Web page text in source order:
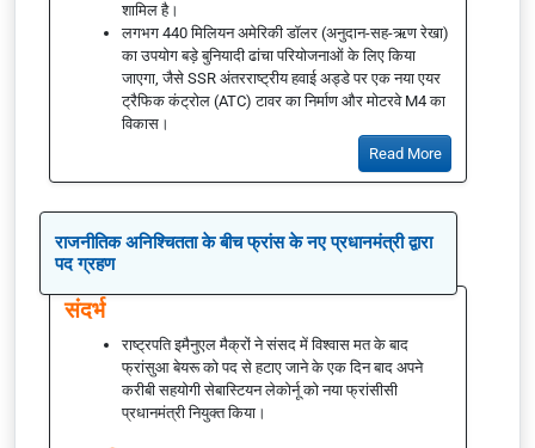
शामिल है।
लगभग 440 मिलियन अमेरिकी डॉलर (अनुदान-सह-ऋण रेखा)
का उपयोग बड़े बुनियादी ढांचा परियोजनाओं के लिए किया
जाएगा, जैसे SSR अंतरराष्ट्रीय हवाई अड्डे पर एक नया एयर
ट्रैफिक कंट्रोल (ATC) टावर का निर्माण और मोटरवे M4 का
विकास।
Read More
राजनीतिक अनिश्चितता के बीच फ्रांस के नए प्रधानमंत्री द्वारा
पद ग्रहण
संदर्भ
राष्ट्रपति इमैनुएल मैक्रों ने संसद में विश्वास मत के बाद
फ्रांसुआ बेयरू को पद से हटाए जाने के एक दिन बाद अपने
करीबी सहयोगी सेबास्टियन लेकोर्नू को नया फ्रांसीसी
प्रधानमंत्री नियुक्त किया।